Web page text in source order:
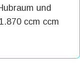
und
ccm ccm